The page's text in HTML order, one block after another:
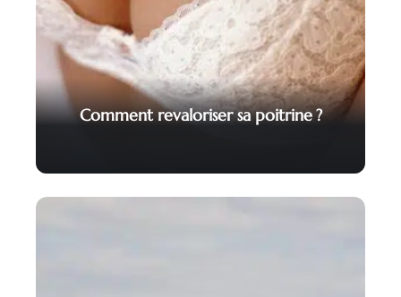
Comment revaloriser sa poitrine ?